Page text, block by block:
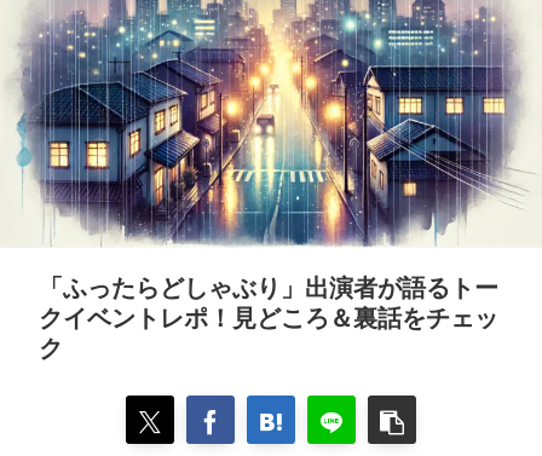
「ふったらどしゃぶり」出演者が語るトー
クイベントレポ！見どころ＆裏話をチェッ
ク